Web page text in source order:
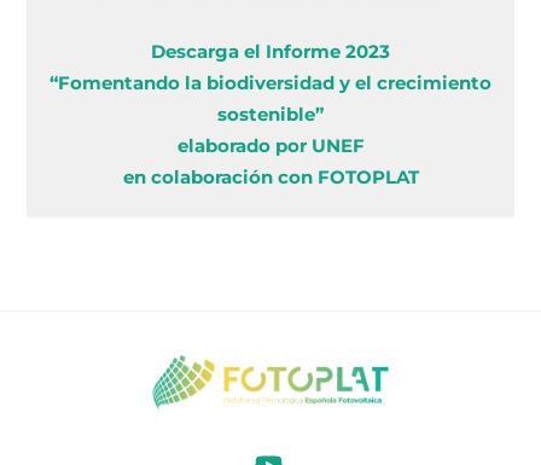
Descarga el Informe 2023
“Fomentando la biodiversidad y el crecimiento
sostenible”
elaborado por UNEF
en colaboración con FOTOPLAT